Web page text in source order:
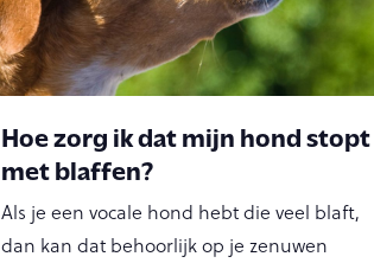
Hoe zorg ik dat mijn hond stopt
met blaffen?
Als je een vocale hond hebt die veel blaft,
dan kan dat behoorlijk op je zenuwen